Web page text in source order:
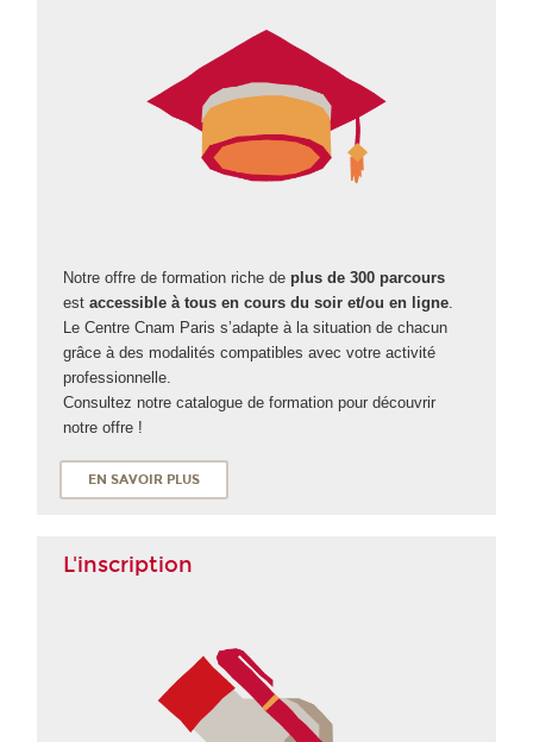
Notre offre de formation riche de plus de 300 parcours
estaccessible à tous en cours du soir et/ou en ligne
Le Centre Cnam Paris s’adapte à la situation de chacun
grâce à des modalités compatibles avec votre activité
professionnelle.
Consultez notre catalogue de formation pour découvrir
notre offre !
EN SAVOIR PLUS
L'inscription